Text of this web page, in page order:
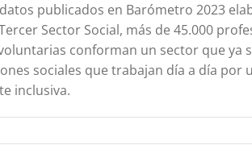
publicados en Barómetro 2023
Sector Social, más de 45.000
conforman un sector que ya
sociales que trabajan día a día por
inclusiva.